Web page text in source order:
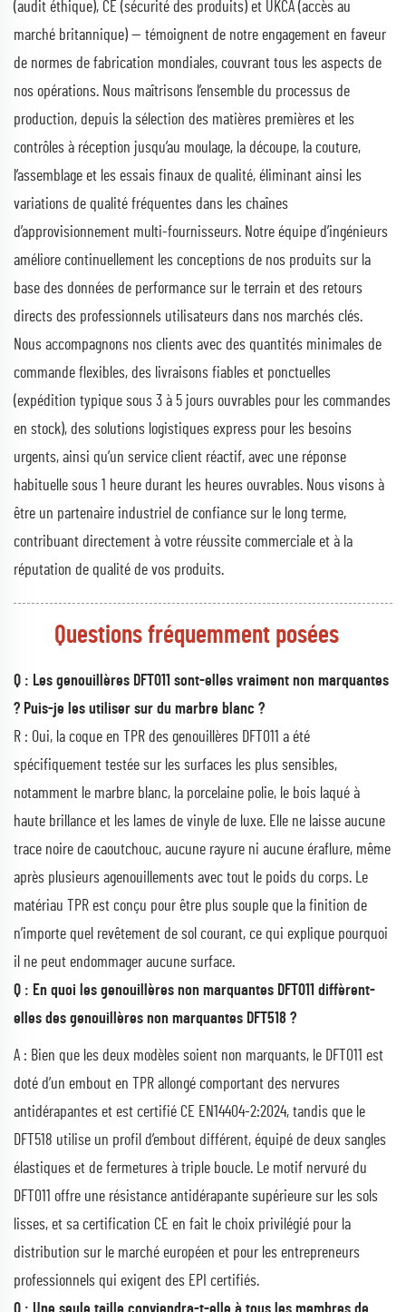
(audit éthique), CE (sécurité des produits) et UKCA (accès au
marché britannique) — témoignent de notre engagement en faveur
de normes de fabrication mondiales, couvrant tous les aspects de
nos opérations. Nous maîtrisons l’ensemble du processus de
production, depuis la sélection des matières premières et les
contrôles à réception jusqu’au moulage, la découpe, la couture,
l’assemblage et les essais finaux de qualité, éliminant ainsi les
variations de qualité fréquentes dans les chaînes
d’approvisionnement multi-fournisseurs. Notre équipe d’ingénieurs
améliore continuellement les conceptions de nos produits sur la
base des données de performance sur le terrain et des retours
directs des professionnels utilisateurs dans nos marchés clés.
Nous accompagnons nos clients avec des quantités minimales de
commande flexibles, des livraisons fiables et ponctuelles
(expédition typique sous 3 à 5 jours ouvrables pour les commandes
en stock), des solutions logistiques express pour les besoins
urgents, ainsi qu’un service client réactif, avec une réponse
habituelle sous 1 heure durant les heures ouvrables. Nous visons à
être un partenaire industriel de confiance sur le long terme,
contribuant directement à votre réussite commerciale et à la
réputation de qualité de vos produits.
Questions fréquemment posées
Q : Les genouillères DFT011 sont-elles vraiment non marquantes
? Puis-je les utiliser sur du marbre blanc ?
R : Oui, la coque en TPR des genouillères DFT011 a été
spécifiquement testée sur les surfaces les plus sensibles,
notamment le marbre blanc, la porcelaine polie, le bois laqué à
haute brillance et les lames de vinyle de luxe. Elle ne laisse aucune
trace noire de caoutchouc, aucune rayure ni aucune éraflure, même
après plusieurs agenouillements avec tout le poids du corps. Le
matériau TPR est conçu pour être plus souple que la finition de
n’importe quel revêtement de sol courant, ce qui explique pourquoi
il ne peut endommager aucune surface.
Q : En quoi les genouillères non marquantes DFT011 diffèrent-
elles des genouillères non marquantes DFT518 ?
A : Bien que les deux modèles soient non marquants, le DFT011 est
doté d’un embout en TPR allongé comportant des nervures
antidérapantes et est certifié CE EN14404-2:2024, tandis que le
DFT518 utilise un profil d’embout différent, équipé de deux sangles
élastiques et de fermetures à triple boucle. Le motif nervuré du
DFT011 offre une résistance antidérapante supérieure sur les sols
lisses, et sa certification CE en fait le choix privilégié pour la
distribution sur le marché européen et pour les entrepreneurs
professionnels qui exigent des EPI certifiés.